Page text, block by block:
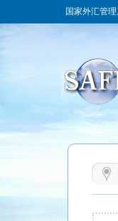
国家外汇管理